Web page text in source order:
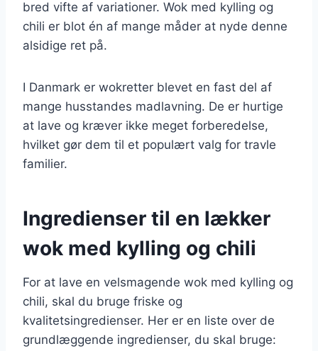
bred vifte af variationer. Wok med kylling og
chili er blot én af mange måder at nyde denne
alsidige ret på.
I Danmark er wokretter blevet en fast del af
mange husstandes madlavning. De er hurtige
at lave og kræver ikke meget forberedelse,
hvilket gør dem til et populært valg for travle
familier.
Ingredienser til en lækker
wok med kylling og chili
For at lave en velsmagende wok med kylling og
chili, skal du bruge friske og
kvalitetsingredienser. Her er en liste over de
grundlæggende ingredienser, du skal bruge: